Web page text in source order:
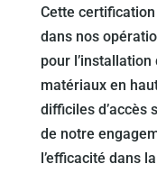
Cette
dans nos
pour
matériaux en
difficiles d’accès
de notre
l’efficacité dans